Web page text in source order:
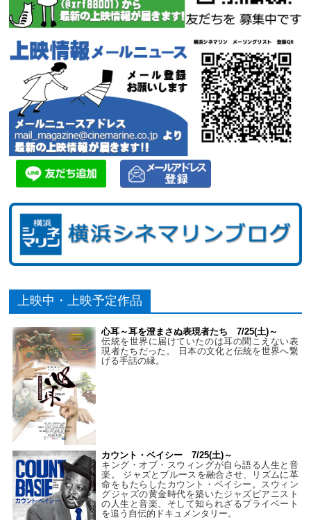
上映中・上映予定作品
心耳～耳を澄まさぬ表現者たち 7/25(土)～
伝統を世界に届けていたのは耳の聞こえない表
現者たちだった。 日本の文化と伝統を世界へ繋
げる手話の縁。
カウント・ベイシー 7/25(土)～
キング・オブ・スウィングが自ら語る人生と音
楽。 ジャズとブルースを融合させ、リズムに革
命をもたらしたカウント・ベイシー。スウィン
グジャズの黄金時代を築いたジャズピアニスト
の人生と音楽、そして知られざるプライベート
を追う自伝的ドキュメンタリー。